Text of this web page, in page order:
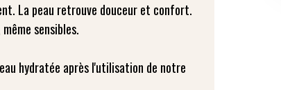
La peau retrouve douceur et confort.
sensibles.
hydratée après l'utilisation de notre